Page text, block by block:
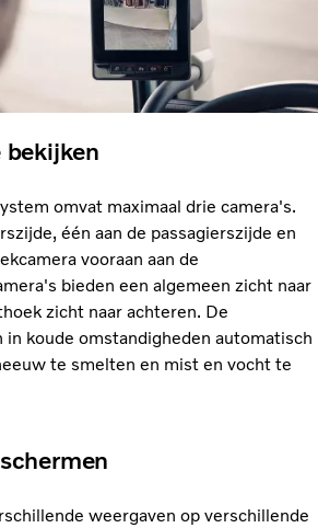
bekijken
omvat maximaal drie camera's.
één aan de passagierszijde en
vooraan aan de
bieden een algemeen zicht naar
zicht naar achteren. De
in koude omstandigheden automatisch
te smelten en mist en vocht te
weergaven op verschillende